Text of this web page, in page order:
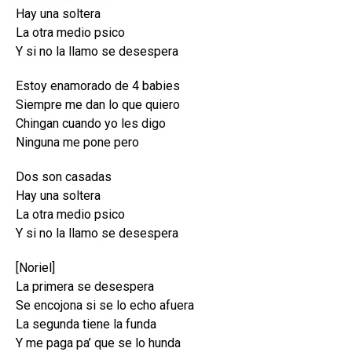
Hay una soltera
La otra medio psico
Y si no la llamo se desespera
Estoy enamorado de 4 babies
Siempre me dan lo que quiero
Chingan cuando yo les digo
Ninguna me pone pero
Dos son casadas
Hay una soltera
La otra medio psico
Y si no la llamo se desespera
[Noriel]
La primera se desespera
Se encojona si se lo echo afuera
La segunda tiene la funda
Y me paga pa’ que se lo hunda